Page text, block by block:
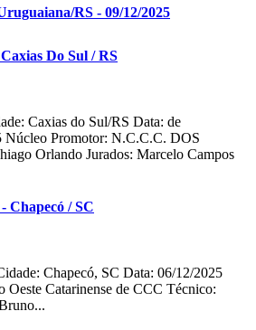
RS - 09/12/2025
Do Sul / RS
Caxias do Sul/RS Data: de
Núcleo Promotor: N.C.C.C. DOS
Orlando Jurados: Marcelo Campos
Chapecó / SC
Chapecó, SC Data: 06/12/2025
Catarinense de CCC Técnico: